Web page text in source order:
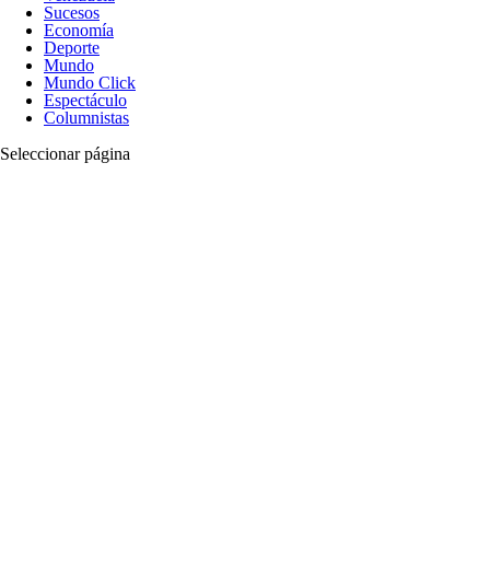
Sucesos
Economía
Deporte
Mundo
Mundo Click
Espectáculo
Columnistas
Seleccionar página